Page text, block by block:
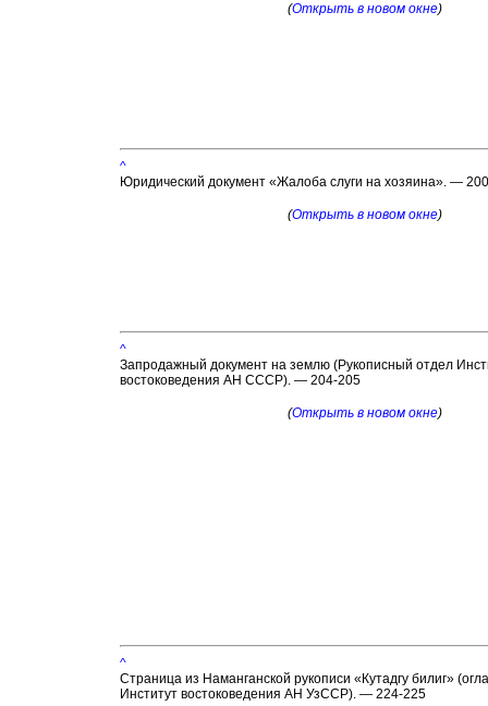
(Открыть в новом окне)
^
Юридический документ «Жалоба слуги на хозяина». —
(Открыть в новом окне)
^
Запродажный документ на землю (Рукописный отдел
востоковедения АН СССР). — 204-205
(Открыть в новом окне)
^
Страница из Наманганской рукописи «Кутадгу билиг»
Институт востоковедения АН УзССР). — 224-225